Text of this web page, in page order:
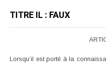
TITRE IL : FAUX
Lorsqu’il est porté à la